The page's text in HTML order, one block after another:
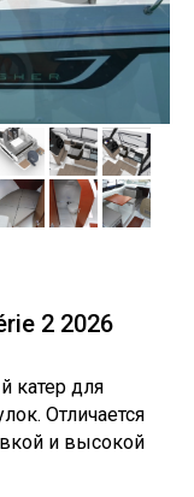
2 2026
катер для
Отличается
и высокой